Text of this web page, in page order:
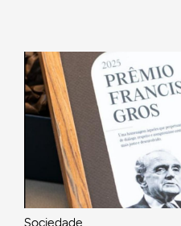
Sociedade